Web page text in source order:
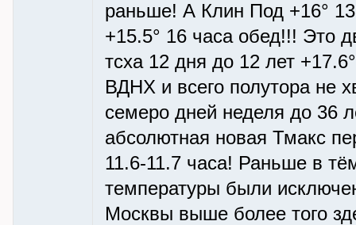
раньше! А Клин Под +16°
+15.5° 16 часа обед!!! Это
тсха 12 дня до 12 лет
ВДНХ и всего полутора не
семеро дней неделя до 36
абсолютная новая Тмакс
11.6-11.7 часа! Раньше в
температуры были
Москвы выше более того